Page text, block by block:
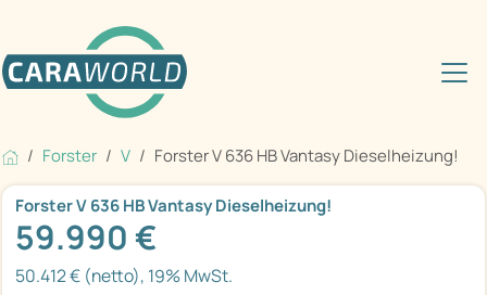
Forster V Forster V 636 HB Vantasy Dieselheizung!
Forster V 636 HB Vantasy Dieselheizung!
59.990 €
50.412 € (netto), 19% MwSt.